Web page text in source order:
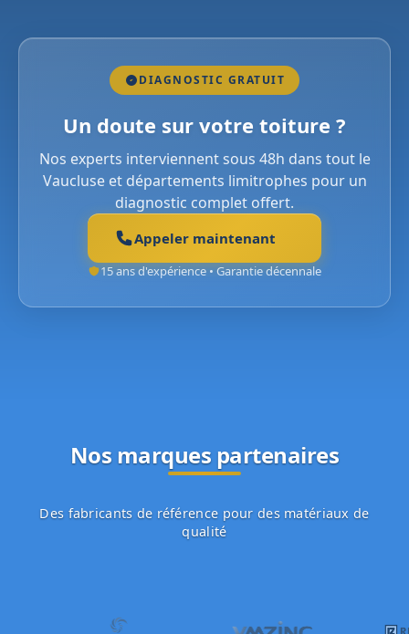
DIAGNOSTIC GRATUIT
Un doute sur votre toiture ?
Nos experts interviennent sous 48h dans tout le
Vaucluse et départements limitrophes pour un
diagnostic complet offert.
Appeler maintenant
15 ans d'expérience • Garantie décennale
Nos marques partenaires
Des fabricants de référence pour des matériaux de
qualité